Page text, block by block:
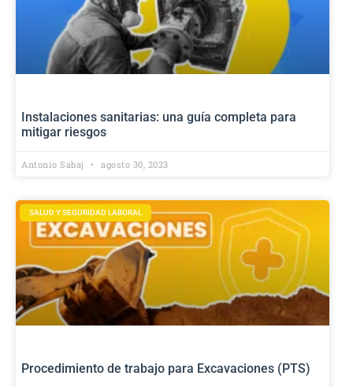
Instalaciones sanitarias: una guía completa para
mitigar riesgos
Antonio Sabaj agosto 30, 2023
SALUD Y SEGURIDAD LABORAL
Procedimiento de trabajo para Excavaciones (PTS)